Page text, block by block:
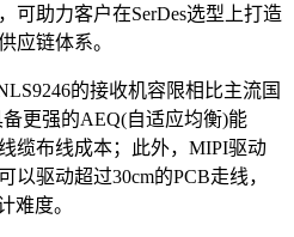
可助力客户在SerDes选型上打造
应链体系。
的接收机容限相比主流国
更强的AEQ(自适应均衡)能
缆布线成本；此外，MIPI驱动
驱动超过30cm的PCB走线，
难度。